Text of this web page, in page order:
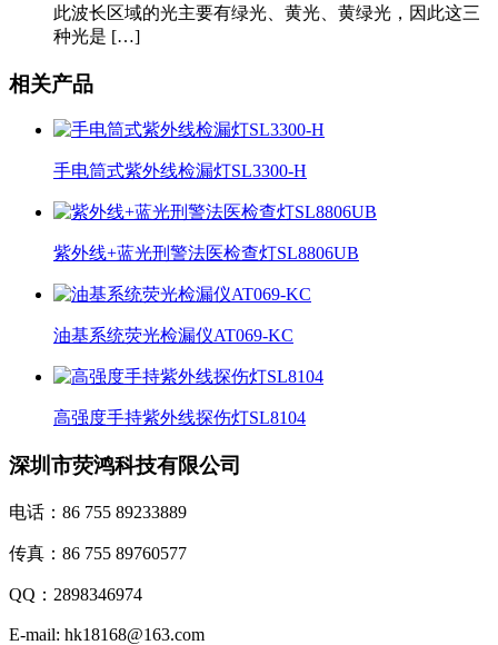
此波长区域的光主要有绿光、黄光、黄绿光，因此这三
种光是 […]
相关产品
手电筒式紫外线检漏灯SL3300-H
紫外线+蓝光刑警法医检查灯SL8806UB
油基系统荧光检漏仪AT069-KC
高强度手持紫外线探伤灯SL8104
深圳市荧鸿科技有限公司
电话：86 755 89233889
传真：86 755 89760577
QQ：2898346974
E-mail: hk18168@163.com